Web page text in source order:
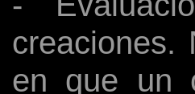
creaciones.
en que un